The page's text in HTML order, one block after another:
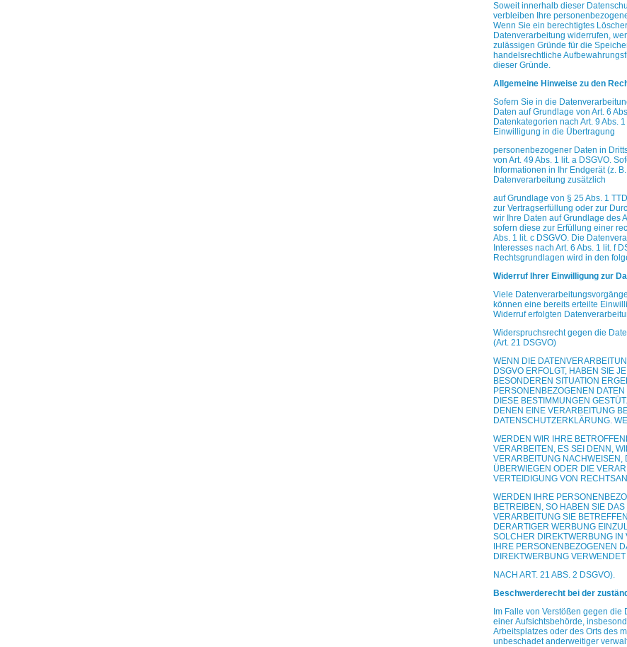
Soweit innerhalb dieser
verbleiben
Ihre
Wenn Sie ein berechtigtes
Datenverarbeitung widerrufen,
zulässigen Gründe für die
handelsrechtliche
dieser Gründe.
Allgemeine Hinweise zu den
Sofern Sie in die
Daten aufGrundlage von Art. 6
Datenkategorien nach Art. 9 Abs.
Einwilligung in die Übertragung
personenbezogener Daten in
von Art. 49 Abs. 1 lit. a DSGVO.
Informationen in
Ihr Endgerät (z.
Datenverarbeitung zusätzlich
auf Grundlage von § 25 Abs. 1
zur Vertragserfüllung oder zur
wir Ihre Daten auf Grundlage des
sofern diese zur Erfüllung einer
Abs. 1 lit. c DSGVO. Die
Interesses nach Art. 6 Abs. 1 lit. f
Rechtsgrundlagen wird in den
Widerruf Ihrer Einwilligung zur
Viele
können eine bereits erteilte
Widerruf erfolgten
Widerspruchsrecht gegen die
(Art. 21 DSGVO)
WENN DIE
DSGVO ERFOLGT, HABEN SIE
BESONDEREN SITUATION
PERSONENBEZOGENEN DATEN
DIESE BESTIMMUNGEN
DENEN EINE VERARBEITUNG
DATENSCHUTZERKLÄRUNG.
WERDEN WIR IHRE
VERARBEITEN, ES SEI DENN,
VERARBEITUNG NACHWEISEN,
ÜBERWIEGEN ODER DIE
VERTEIDIGUNG VON
WERDEN IHRE
BETREIBEN, SO HABEN SIE
VERARBEITUNG SIE
DERARTIGER WERBUNG
SOLCHER DIREKTWERBUNG IN
IHRE PERSONENBEZOGENEN
DIREKTWERBUNG
NACH ART. 21 ABS. 2 DSGVO).
Beschwerderecht bei der
Im Falle von Verstößen gegen
einer Aufsichtsbehörde,
Arbeitsplatzes oder des Orts des
unbeschadet anderweitiger